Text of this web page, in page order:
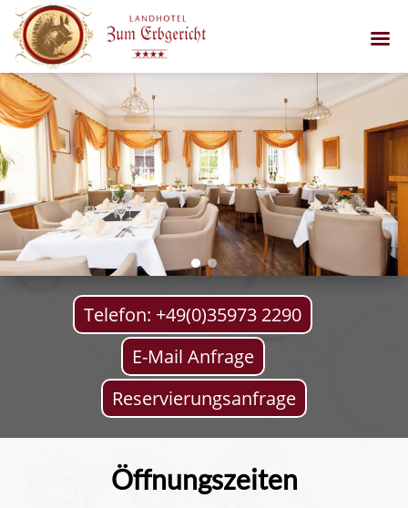
Telefon: +49(0)35973 2290
E-Mail Anfrage
Reservierungsanfrage
Öffnungszeiten